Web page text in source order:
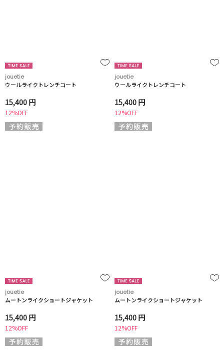
jouetie
ウールライクトレンチコート
15,400 円
12%OFF
jouetie
ウールライクトレンチコート
15,400 円
12%OFF
jouetie
ムートンライクショートジャケット
15,400 円
12%OFF
jouetie
ムートンライクショートジャケット
15,400 円
12%OFF